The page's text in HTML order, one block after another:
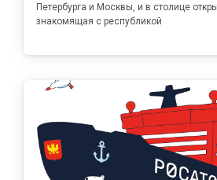
Петербурга и Москвы, и в столице
знакомящая с республикой